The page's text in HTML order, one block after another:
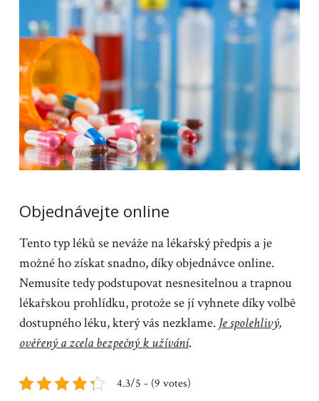
Objednávejte online
Tento typ léků se neváže na lékařský předpis a je
možné ho získat snadno, díky objednávce online.
Nemusíte tedy podstupovat nesnesitelnou a trapnou
lékařskou prohlídku, protože se jí vyhnete díky volbě
dostupného léku, který vás nezklame. Je spolehlivý,
ověřený a zcela bezpečný k užívání.
4.3/5 - (9 votes)